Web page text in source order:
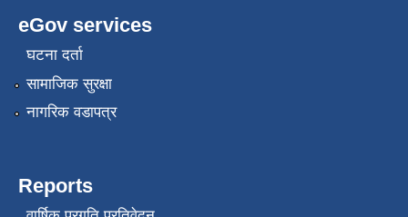
eGov services
घटना दर्ता
सामाजिक सुरक्षा
नागरिक वडापत्र
Reports